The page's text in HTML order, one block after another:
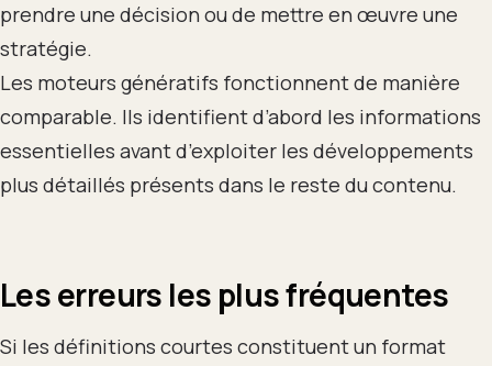
prendre une décision ou de mettre en œuvre une
stratégie.
Les moteurs génératifs fonctionnent de manière
comparable. Ils identifient d’abord les informations
essentielles avant d’exploiter les développements
plus détaillés présents dans le reste du contenu.
Les erreurs les plus fréquentes
Si les définitions courtes constituent un format